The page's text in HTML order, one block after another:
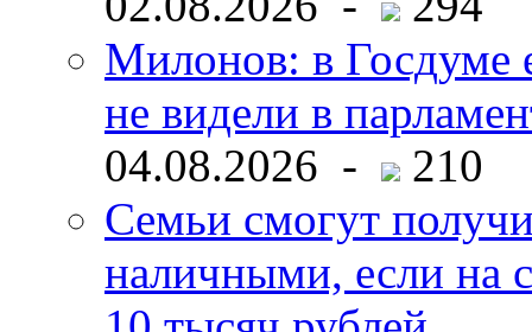
Милонов: в Госдуме
не видели в
04.08.2026 -
210
Семьи смогут
наличными, если на